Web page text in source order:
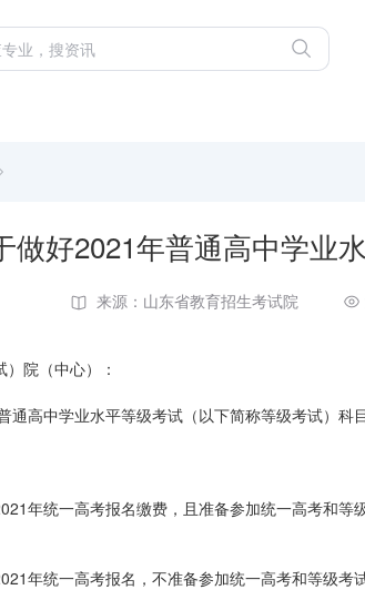
做好2021年普通高中学业
来源：山东省教育招生考试院
院（中心）：
通高中学业水平等级考试（以下简称等级考试）科
年统一高考报名缴费，且准备参加统一高考和
年统一高考报名，不准备参加统一高考和等级考